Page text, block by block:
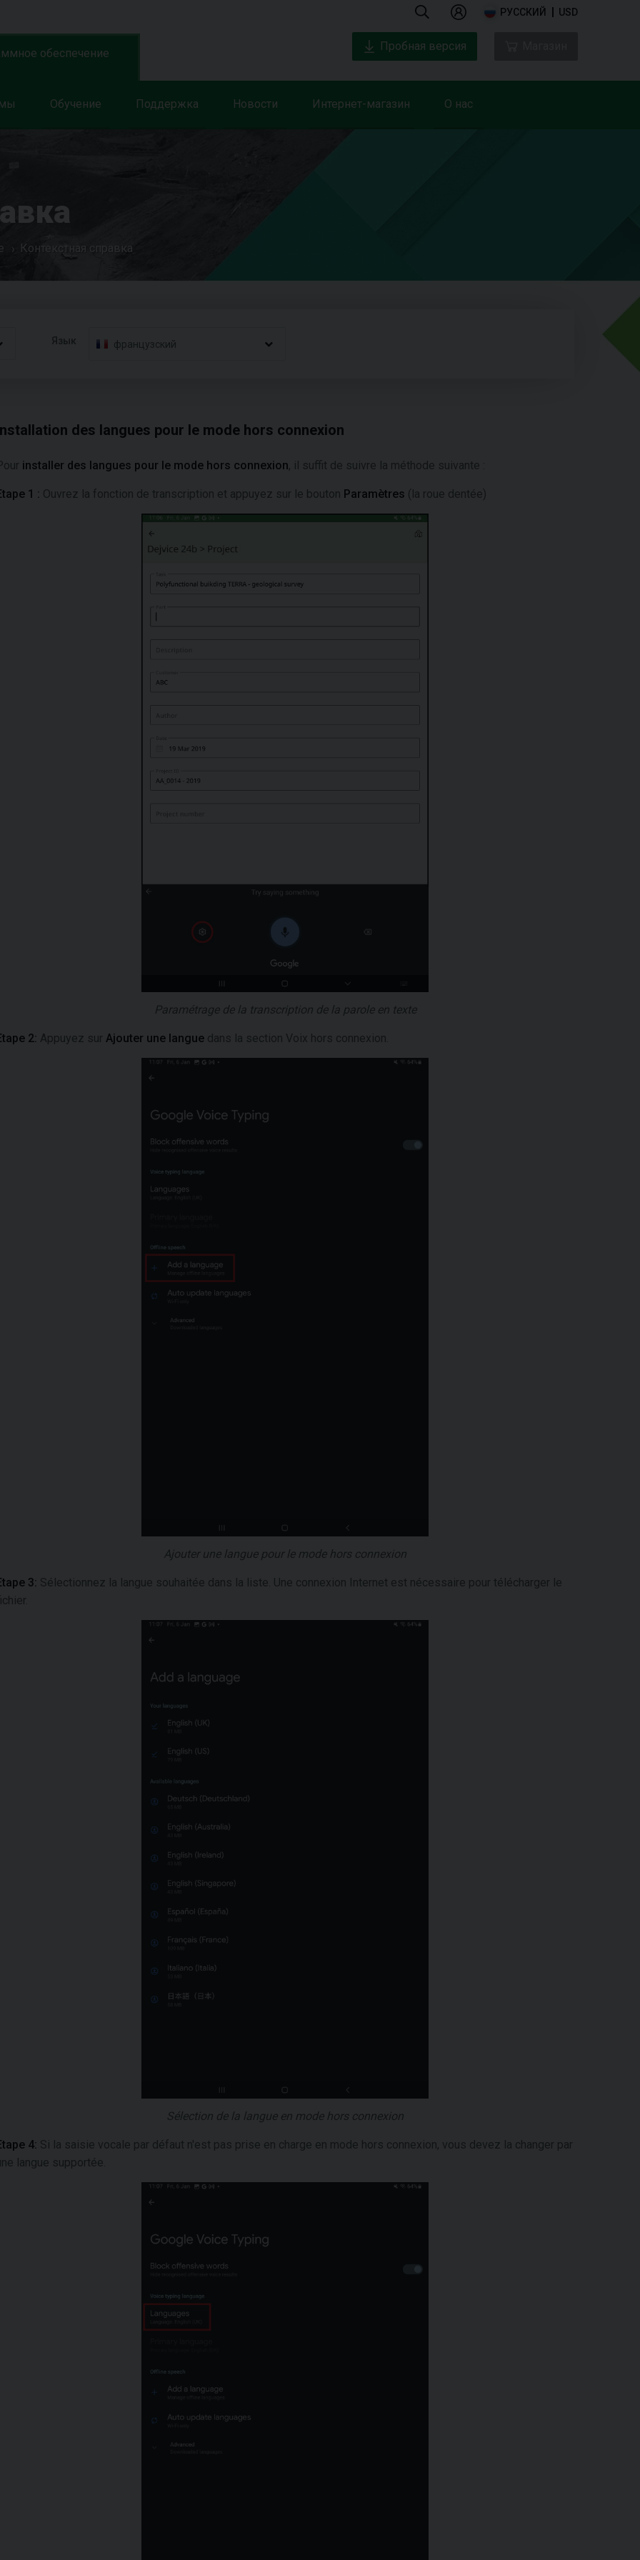
РУССКИЙ USD
обеспечение
Обучение Поддержка Новости Интернет-магазин О нас
Пробная версия
Контекстная справка
Язык французский
des langues pour le mode hors connexion
installer des langues pour le mode hors connexion, il suffit de suivre la méthode suivante :
1 : Ouvrez la fonction de transcription et appuyez sur le bouton Paramètres (la roue dentée)
Paramétrage de la transcription de la parole en texte
2: Appuyez sur Ajouter une langue dans la section Voix hors connexion.
Ajouter une langue pour le mode hors connexion
3: Sélectionnez la langue souhaitée dans la liste. Une connexion Internet est nécessaire pour télécharger le
Sélection de la langue en mode hors connexion
4: Si la saisie vocale par défaut n'est pas prise en charge en mode hors connexion, vous devez la changer par
langue supportée.